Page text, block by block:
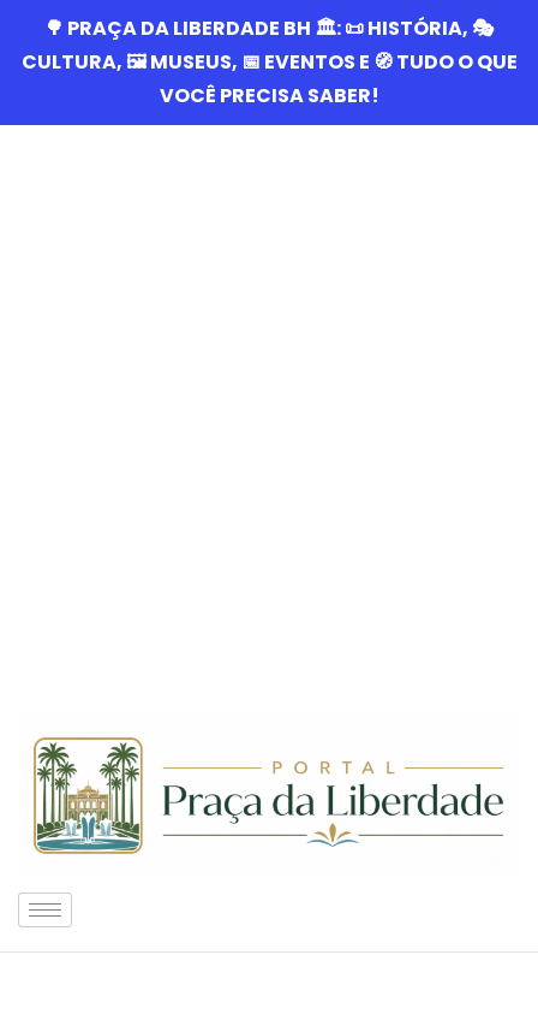
🌳 PRAÇA DA LIBERDADE BH 🏛️: 📜 HISTÓRIA, 🎭
CULTURA, 🖼️ MUSEUS, 📅 EVENTOS E 🧭 TUDO O QUE
VOCÊ PRECISA SABER!